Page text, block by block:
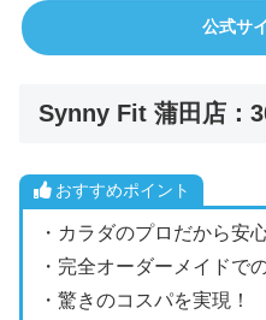
公式サ
Synny Fit 蒲田店：
おすすめポイント
・カラダのプロだから安
・完全オーダーメイドで
・驚きのコスパを実現！